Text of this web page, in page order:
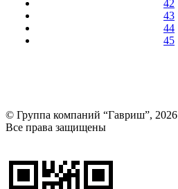
42
43
44
45
© Группа компаний “Гавриш”, 2026
Все права защищены